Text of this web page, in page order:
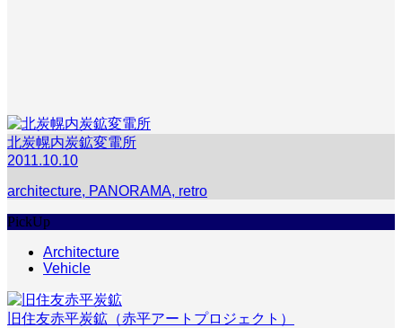
北炭幌内炭鉱変電所
2011.10.10
architecture, PANORAMA, retro
PickUp
Architecture
Vehicle
旧住友赤平炭鉱（赤平アートプロジェクト）